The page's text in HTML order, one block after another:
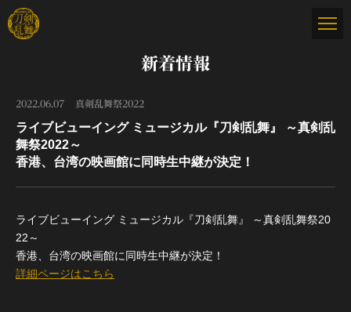
新着情報
2022.06.07 真剣乱舞祭2022
ライブビューイング ミュージカル『刀剣乱舞』 ～真剣乱
舞祭2022～
香港、台湾の映画館に同時生中継が決定！
ライブビューイング ミュージカル『刀剣乱舞』 ～真剣乱舞祭20
22～
香港、台湾の映画館に同時生中継が決定！
詳細ページはこちら